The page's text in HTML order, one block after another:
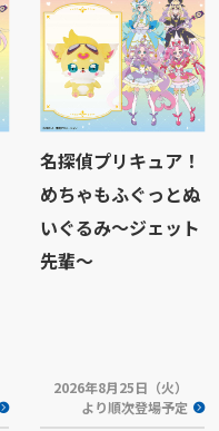
名探偵プリキュア！
めちゃもふぐっとぬ
いぐるみ～ジェット
先輩～
2026年8月25日（火）
より順次登場予定